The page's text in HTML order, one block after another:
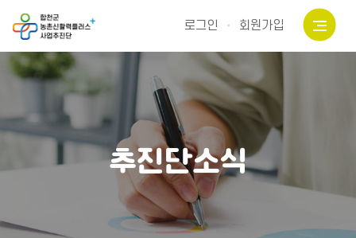
로그인 회원가입
추진단소식